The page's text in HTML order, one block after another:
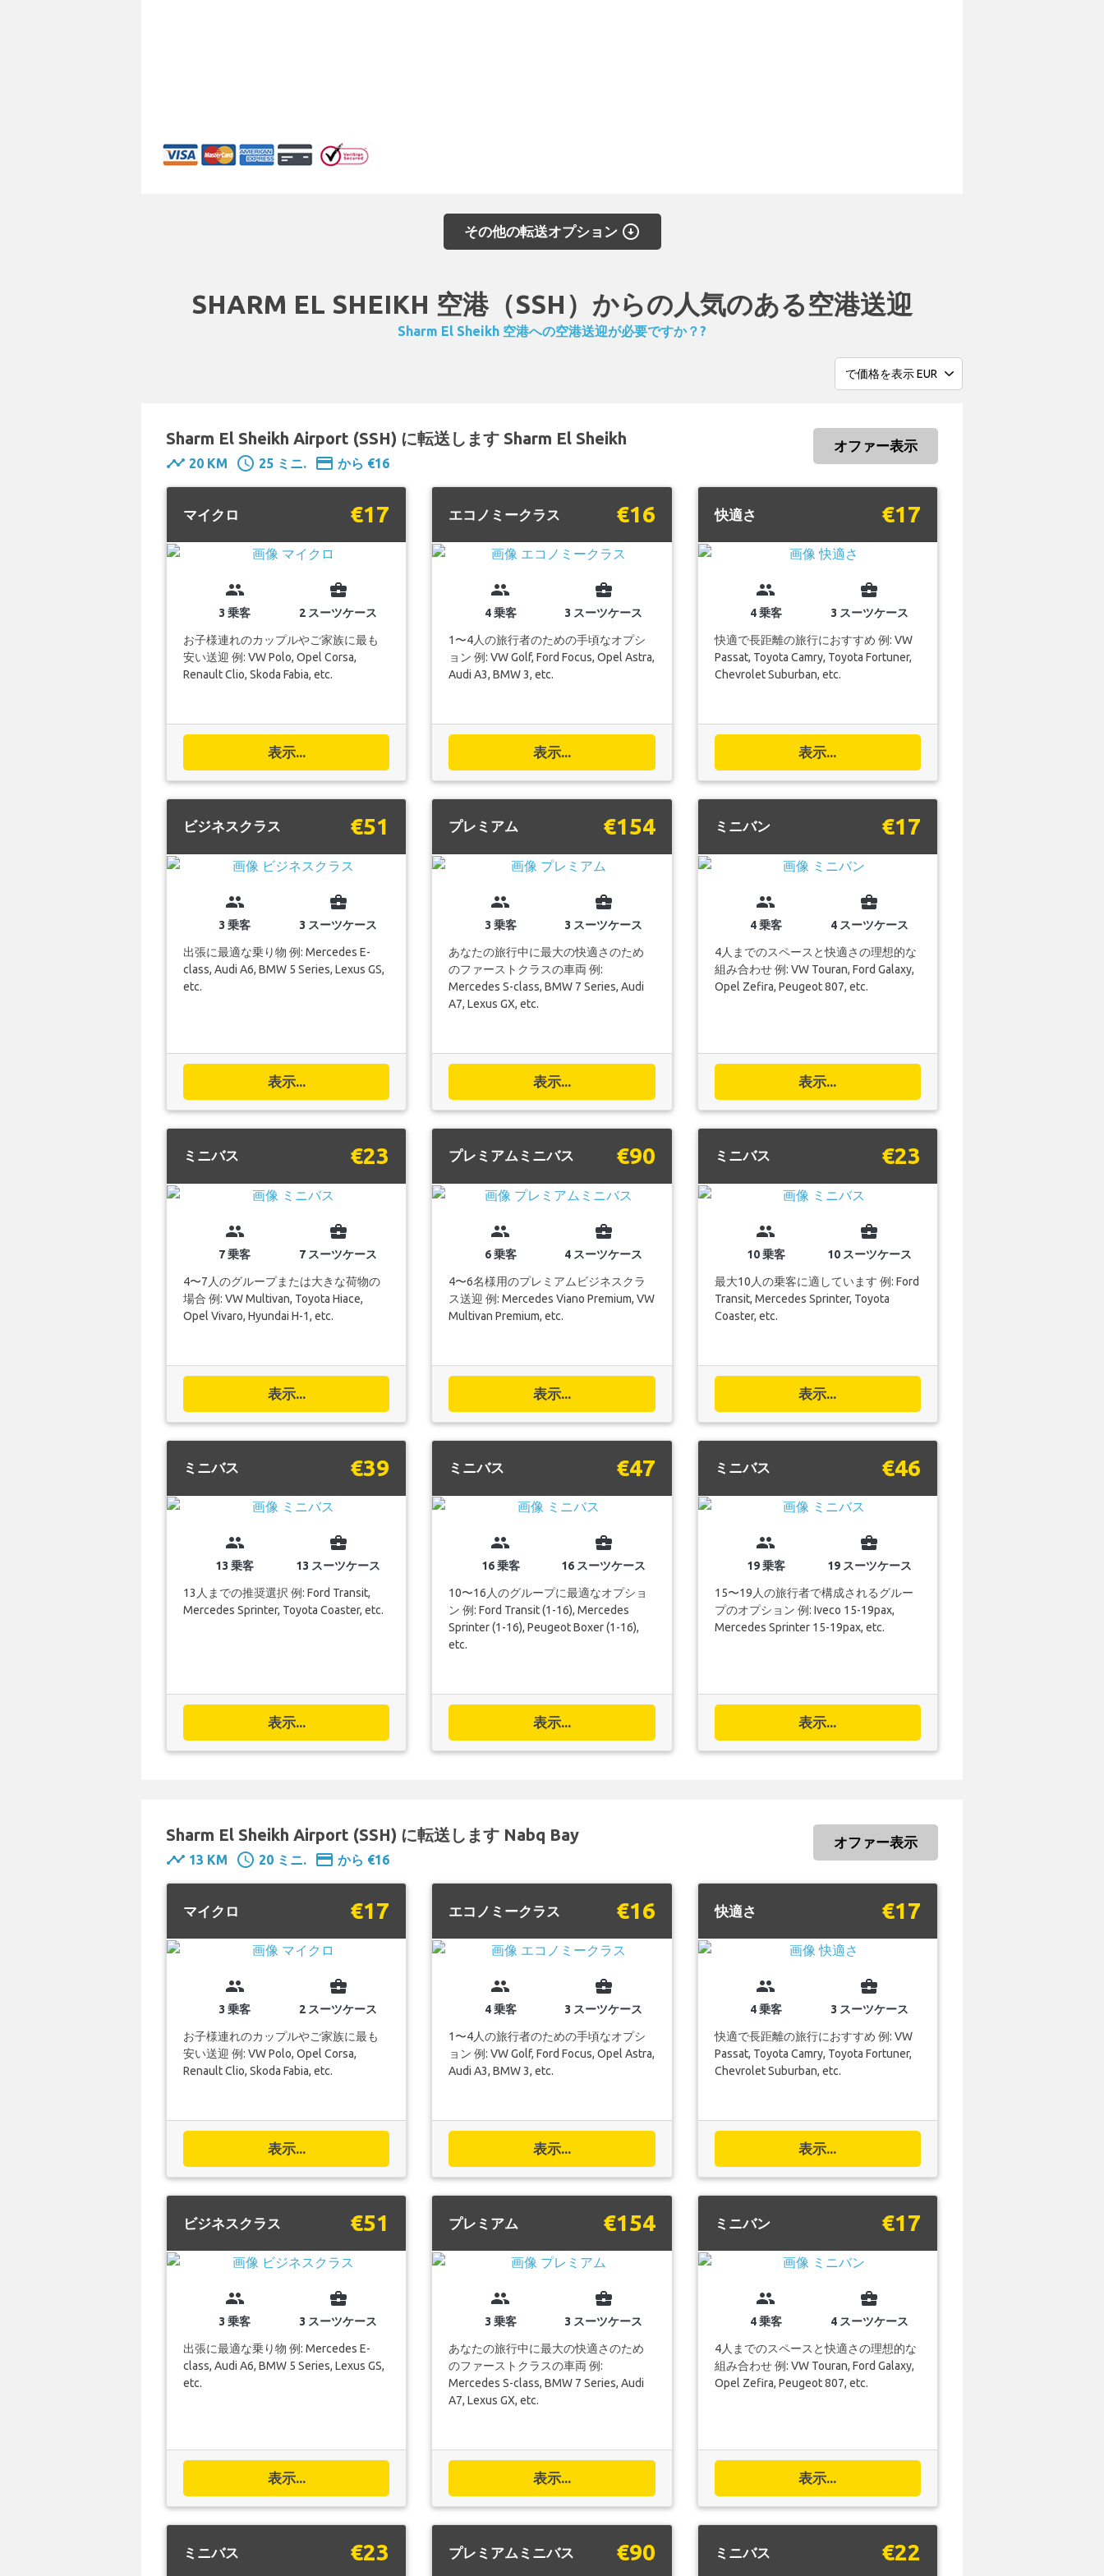
その他の転送オプション arrow_circle_down
SHARM EL SHEIKH 空港（SSH）からの人気のある空港送迎
Sharm El Sheikh 空港への空港送迎が必要ですか？?
Sharm El Sheikh Airport (SSH) に転送します Sharm El Sheikh
timeline 20 KM schedule 25 ミニ. payment から €16
オファー表示
マイクロ €17
group
3 乗客
business_center
2 スーツケース
お子様連れのカップルやご家族に最も
安い送迎 例: VW Polo, Opel Corsa,
Renault Clio, Skoda Fabia, etc.
表示...
エコノミークラス €16
group
4 乗客
business_center
3 スーツケース
1〜4人の旅行者のための手頃なオプシ
ョン 例: VW Golf, Ford Focus, Opel Astra,
Audi A3, BMW 3, etc.
表示...
快適さ €17
group
4 乗客
business_center
3 スーツケース
快適で長距離の旅行におすすめ 例: VW
Passat, Toyota Camry, Toyota Fortuner,
Chevrolet Suburban, etc.
表示...
ビジネスクラス €51
group
3 乗客
business_center
3 スーツケース
出張に最適な乗り物 例: Mercedes E-
class, Audi A6, BMW 5 Series, Lexus GS,
etc.
表示...
プレミアム €154
group
3 乗客
business_center
3 スーツケース
あなたの旅行中に最大の快適さのため
のファーストクラスの車両 例:
Mercedes S-class, BMW 7 Series, Audi
A7, Lexus GX, etc.
表示...
ミニバン €17
group
4 乗客
business_center
4 スーツケース
4人までのスペースと快適さの理想的な
組み合わせ 例: VW Touran, Ford Galaxy,
Opel Zefira, Peugeot 807, etc.
表示...
ミニバス €23
group
7 乗客
business_center
7 スーツケース
4〜7人のグループまたは大きな荷物の
場合 例: VW Multivan, Toyota Hiace,
Opel Vivaro, Hyundai H-1, etc.
表示...
プレミアムミニバス €90
group
6 乗客
business_center
4 スーツケース
4〜6名様用のプレミアムビジネスクラ
ス送迎 例: Mercedes Viano Premium, VW
Multivan Premium, etc.
表示...
ミニバス €23
group
10 乗客
business_center
10 スーツケース
最大10人の乗客に適しています 例: Ford
Transit, Mercedes Sprinter, Toyota
Coaster, etc.
表示...
ミニバス €39
group
13 乗客
business_center
13 スーツケース
13人までの推奨選択 例: Ford Transit,
Mercedes Sprinter, Toyota Coaster, etc.
表示...
ミニバス €47
group
16 乗客
business_center
16 スーツケース
10〜16人のグループに最適なオプショ
ン 例: Ford Transit (1-16), Mercedes
Sprinter (1-16), Peugeot Boxer (1-16),
etc.
表示...
ミニバス €46
group
19 乗客
business_center
19 スーツケース
15〜19人の旅行者で構成されるグルー
プのオプション 例: Iveco 15-19pax,
Mercedes Sprinter 15-19pax, etc.
表示...
Sharm El Sheikh Airport (SSH) に転送します Nabq Bay
timeline 13 KM schedule 20 ミニ. payment から €16
オファー表示
マイクロ €17
group
3 乗客
business_center
2 スーツケース
お子様連れのカップルやご家族に最も
安い送迎 例: VW Polo, Opel Corsa,
Renault Clio, Skoda Fabia, etc.
表示...
エコノミークラス €16
group
4 乗客
business_center
3 スーツケース
1〜4人の旅行者のための手頃なオプシ
ョン 例: VW Golf, Ford Focus, Opel Astra,
Audi A3, BMW 3, etc.
表示...
快適さ €17
group
4 乗客
business_center
3 スーツケース
快適で長距離の旅行におすすめ 例: VW
Passat, Toyota Camry, Toyota Fortuner,
Chevrolet Suburban, etc.
表示...
ビジネスクラス €51
group
3 乗客
business_center
3 スーツケース
出張に最適な乗り物 例: Mercedes E-
class, Audi A6, BMW 5 Series, Lexus GS,
etc.
表示...
プレミアム €154
group
3 乗客
business_center
3 スーツケース
あなたの旅行中に最大の快適さのため
のファーストクラスの車両 例:
Mercedes S-class, BMW 7 Series, Audi
A7, Lexus GX, etc.
表示...
ミニバン €17
group
4 乗客
business_center
4 スーツケース
4人までのスペースと快適さの理想的な
組み合わせ 例: VW Touran, Ford Galaxy,
Opel Zefira, Peugeot 807, etc.
表示...
ミニバス €23 プレミアムミニバス €90 ミニバス €22